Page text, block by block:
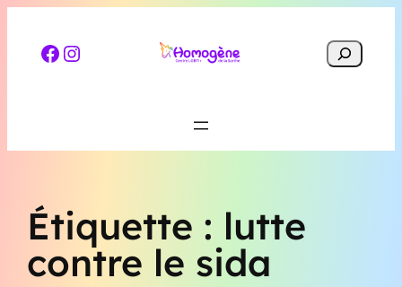
contenufacebook.com/LGBT72.le.Mans
@homogene.lgbt Search
Étiquette : lutte
contre le sida